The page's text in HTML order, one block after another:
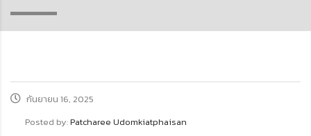
กันยายน 16, 2025
Posted by:Patcharee Udomkiatphaisan